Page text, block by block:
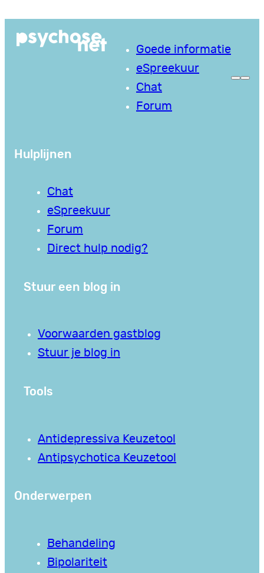
Goede informatie
eSpreekuur
Chat
Forum
Hulplijnen
Chat
eSpreekuur
Forum
Direct hulp nodig?
Stuur een blog in
Voorwaarden gastblog
Stuur je blog in
Tools
Antidepressiva Keuzetool
Antipsychotica Keuzetool
Onderwerpen
Behandeling
Bipolariteit